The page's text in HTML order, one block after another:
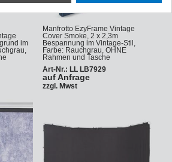
im
Manfrotto EzyFrame Vintage
Cover Smoke, 2 x 2,3m
Bespannung im Vintage-Stil,
Farbe: Rauchgrau, OHNE
Rahmen und Tasche
Art-Nr.: LL LB7929
auf Anfrage
zzgl. Mwst